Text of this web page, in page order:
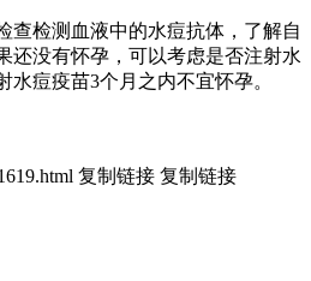
查检测血液中的水痘抗体，了解自
还没有怀孕，可以考虑是否注射水
痘疫苗3个月之内不宜怀孕。
复制链接 复制链接